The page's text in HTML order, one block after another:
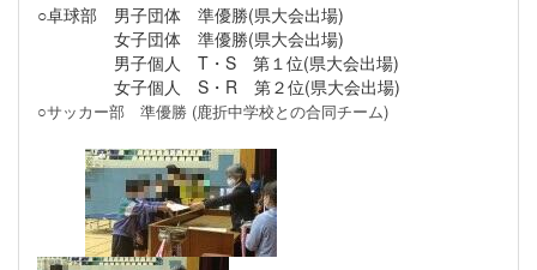
○卓球部 男子団体 準優勝(県大会出場)
女子団体 準優勝(県大会出場)
男子個人 T・S 第１位(県大会出場)
女子個人 S・R 第２位(県大会出場)
○サッカー部 準優勝 (鹿折中学校との合同チーム)